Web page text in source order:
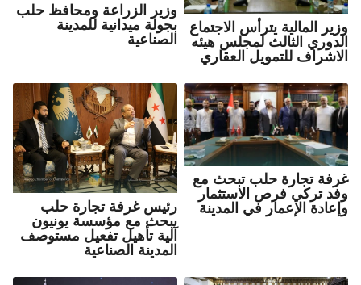
وزير المالية يترأس الاجتماع
الدوري الثالث لمجلس هيئه
الاشراف للتمويل العقاري
وزير الزراعة ومحافظ حلب
بجولة ميدانية للمدينة
الصناعية
غرفة تجارة حلب تبحث مع
وفد تركي فرص الاستثمار
وإعادة الإعمار في المدينة
رئيس غرفة تجارة حلب
يبحث مع مؤسسة يونيون
آلية تأهيل تفعيل مستوصف
المدينة الصناعية